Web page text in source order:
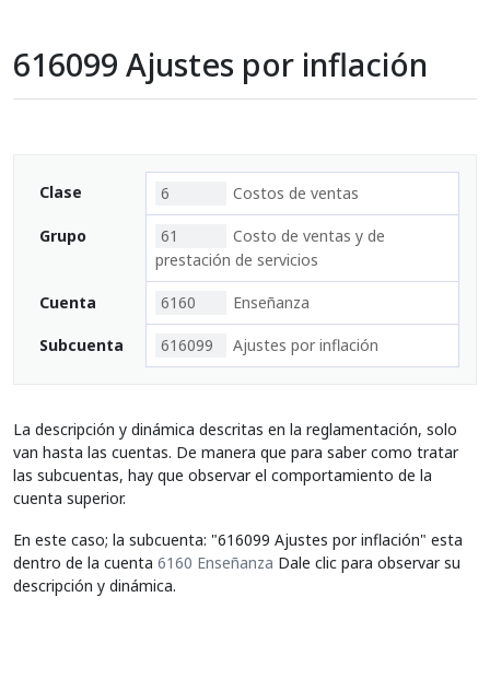
616099 Ajustes por inflación
Clase 6 Costos de ventas
Grupo 61
Costo de ventas y de
prestación de servicios
Cuenta 6160 Enseñanza
Subcuenta 616099 Ajustes por inflación
La descripción y dinámica descritas en la reglamentación, solo
van hasta las cuentas. De manera que para saber como tratar
las subcuentas, hay que observar el comportamiento de la
cuenta superior.
En este caso; la subcuenta: "616099 Ajustes por inflación" esta
dentro de la cuenta 6160 Enseñanza Dale clic para observar su
descripción y dinámica.